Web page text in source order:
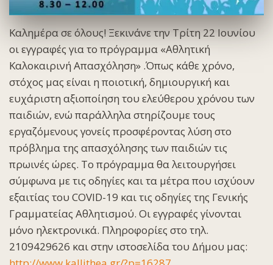
Καλημέρα σε όλους! Ξεκινάνε την Τρίτη 22 Ιουνίου
οι εγγραφές για το πρόγραμμα «Αθλητική
Καλοκαιρινή Απασχόληση» .Όπως κάθε χρόνο,
στόχος μας είναι η ποιοτική, δημιουργική και
ευχάριστη αξιοποίηση του ελεύθερου χρόνου των
παιδιών, ενώ παράλληλα στηρίζουμε τους
εργαζόμενους γονείς προσφέροντας λύση στο
πρόβλημα της απασχόλησης των παιδιών τις
πρωινές ώρες. Το πρόγραμμα θα λειτουργήσει
σύμφωνα με τις οδηγίες και τα μέτρα που ισχύουν
εξαιτίας του COVID-19 και τις οδηγίες της Γενικής
Γραμματείας Αθλητισμού. Οι εγγραφές γίνονται
μόνο ηλεκτρονικά. Πληροφορίες στο τηλ.
2109429626 και στην ιστοσελίδα του Δήμου μας: